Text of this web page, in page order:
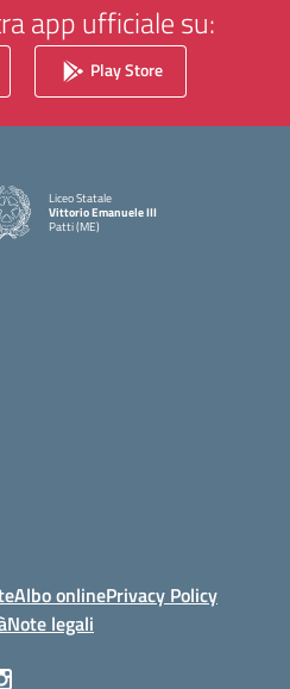
app ufficiale su:
Play Store
Liceo Statale
Vittorio Emanuele III
Patti (ME)
Albo onlinePrivacy Policy
Note legali